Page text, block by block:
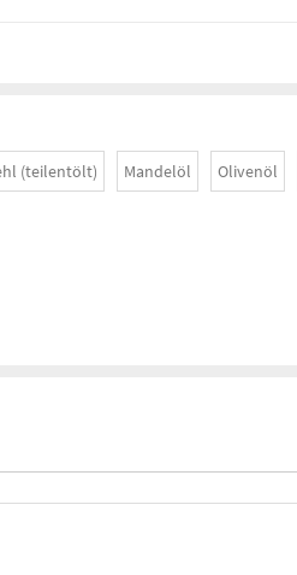
(teilentölt) Mandelöl Olivenöl